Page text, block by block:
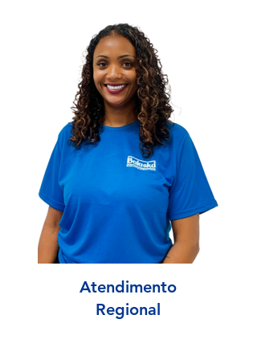
Atendimento
Regional